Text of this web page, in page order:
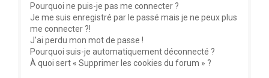
Pourquoi ne puis-je pas me connecter ?
Je me suis enregistré par le passé mais je ne peux plus
me connecter ?!
J’ai perdu mon mot de passe !
Pourquoi suis-je automatiquement déconnecté ?
À quoi sert « Supprimer les cookies du forum » ?